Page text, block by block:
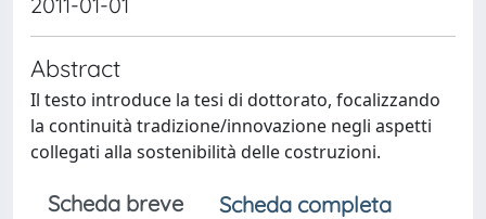
Abstract
Il testo introduce la tesi di dottorato, focalizzando
la continuità tradizione/innovazione negli aspetti
collegati alla sostenibilità delle costruzioni.
Scheda breve
Scheda completa